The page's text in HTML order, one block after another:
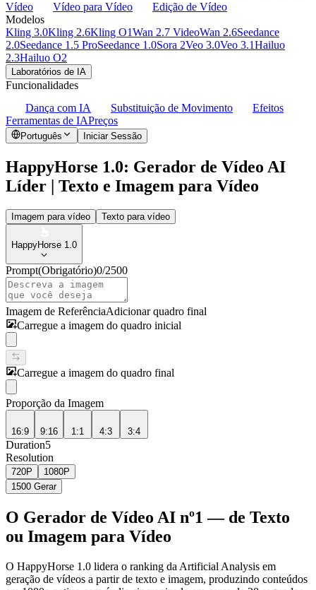
Vídeo
Vídeo para Vídeo
Edição de Vídeo
Modelos
Kling 3.0Kling 2.6Kling O1Wan 2.7 VideoWan 2.6Seedance
2.0Seedance 1.5 ProSeedance 1.0Sora 2Veo 3.0Veo 3.1Hailuo
2.3Hailuo O2
Laboratórios de IA
Funcionalidades
Dança com IA
Substituição de Movimento
Efeitos
Ferramentas de IAPreços
Português Iniciar Sessão
HappyHorse 1.0: Gerador de Vídeo AI
Líder | Texto e Imagem para Vídeo
Imagem para vídeo Texto para vídeo
HappyHorse 1.0
Prompt(Obrigatório)0/2500
Imagem de ReferênciaAdicionar quadro final
Carregue a imagem do quadro inicial
Carregue a imagem do quadro final
Proporção da Imagem
16:9 9:16 1:1 4:3 3:4
Duration5
Resolution
720P
1080P
1500 Gerar
O Gerador de Vídeo AI nº1 — de Texto
ou Imagem para Vídeo
O HappyHorse 1.0 lidera o ranking da Artificial Analysis em
geração de vídeos a partir de texto e imagem, produzindo conteúdos